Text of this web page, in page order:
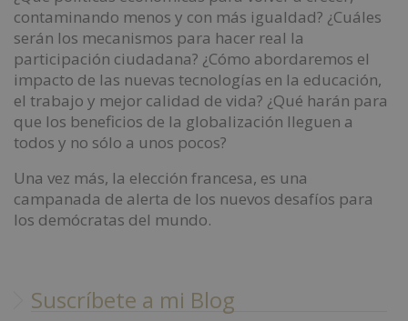
contaminando menos y con más igualdad? ¿Cuáles
serán los mecanismos para hacer real la
participación ciudadana? ¿Cómo abordaremos el
impacto de las nuevas tecnologías en la educación,
el trabajo y mejor calidad de vida? ¿Qué harán para
que los beneficios de la globalización lleguen a
todos y no sólo a unos pocos?
Una vez más, la elección francesa, es una
campanada de alerta de los nuevos desafíos para
los demócratas del mundo.
Suscríbete a mi Blog